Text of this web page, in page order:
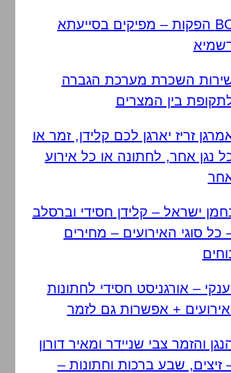
BC הפקות – מפיקים בסייעתא
השכרת מערכת הגברה
בין המצרים
זריז יארגן לכם קלידן, זמר או
נגן אחר, לחתונה או כל אירוע
ישראל – קלידן חסידי וברסלב
כל סוגי האירועים – מחירים
– אורגניסט חסידי לחתונות
+ אפשרות גם לזמר
והזמר צבי שניידר ומאיר דורון
זיצים, שבע ברכות וחתונות –